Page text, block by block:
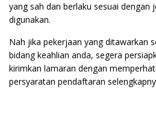
yang sah dan berlaku sesuai dengan
digunakan.
Nah jika pekerjaan yang ditawarkan
bidang keahlian anda, segera
kirimkan lamaran dengan
persyaratan pendaftaran